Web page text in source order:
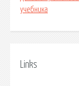
учебника
Links